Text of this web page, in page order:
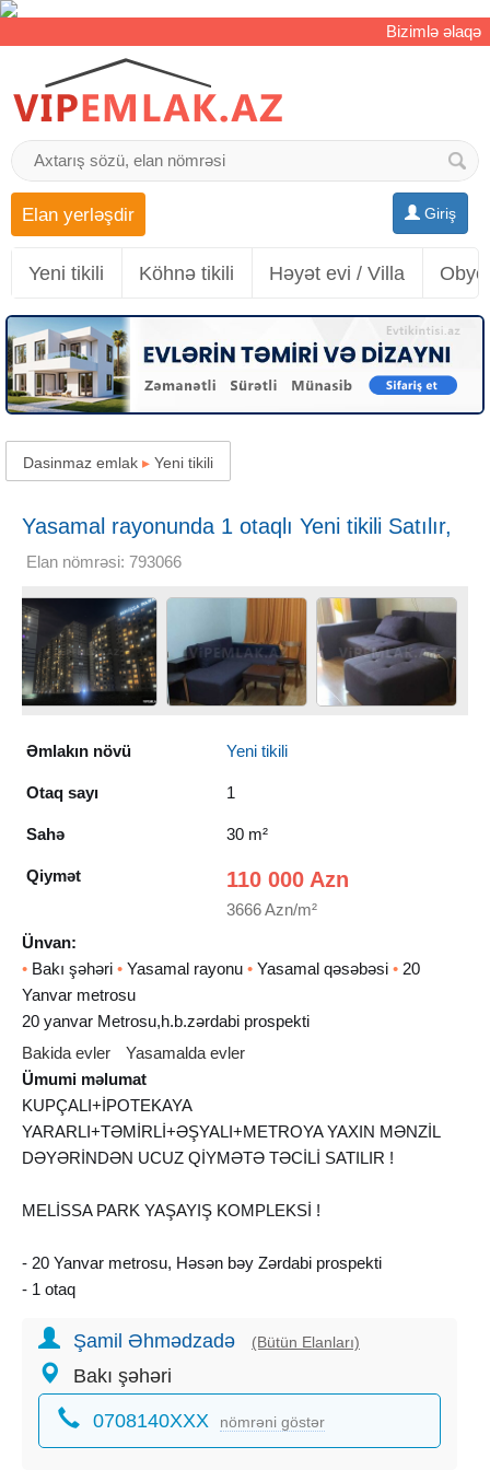
Bizimlə əlaqə
Giriş
Elan yerləşdir
Yeni tikili Köhnə tikili Həyət evi / Villa
Dasinmaz emlak ▸ Yeni tikili
Yasamal rayonunda 1 otaqlı Yeni tikili Satılır,
30 m²
Elan nömrəsi: 793066
Əmlakın növü Yeni tikili
Otaq sayı 1
Sahə 30 m²
Qiymət 110 000 Azn
3666 Azn/m²
Ünvan:
• Bakı şəhəri • Yasamal rayonu • Yasamal qəsəbəsi • 20
Yanvar metrosu
20 yanvar Metrosu,h.b.zərdabi prospekti
Bakida evler
Yasamalda evler
Ümumi məlumat
KUPÇALI+İPOTEKAYA
YARARLI+TƏMİRLİ+ƏŞYALI+METROYA YAXIN MƏNZİL
DƏYƏRİNDƏN UCUZ QİYMƏTƏ TƏCİLİ SATILIR !
MELİSSA PARK YAŞAYIŞ KOMPLEKSİ !
- 20 Yanvar metrosu, Həsən bəy Zərdabi prospekti
- 1 otaq
- 14/17 mərtəbə
- sənəd - çıxarış (kupça)
- daimi qaz, su, işıq
- kombi istilik sistemi
- təmirli
Şamil Əhmədzadə (Bütün Elanları)
Bakı şəhəri
0708140XXX nömrəni göstər